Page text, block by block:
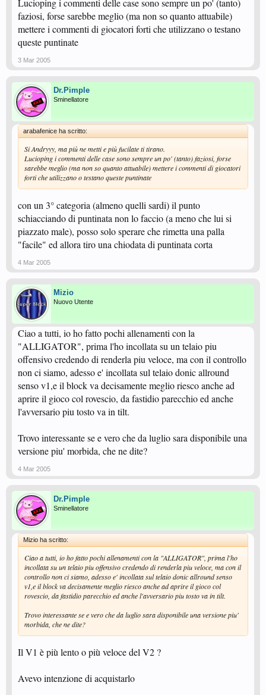
Lucioping i commenti delle case sono sempre un po' (tanto)
faziosi, forse sarebbe meglio (ma non so quanto attuabile)
mettere i commenti di giocatori forti che utilizzano o testano
queste puntinate
3 Mar 2005
Dr.Pimple
Sminellatore
arabafenice ha scritto:
Si Andryyy, ma più ne metti e più fucilate ti tirano.
Lucioping i commenti delle case sono sempre un po' (tanto) faziosi, forse
sarebbe meglio (ma non so quanto attuabile) mettere i commenti di giocatori
forti che utilizzano o testano queste puntinate
con un 3° categoria (almeno quelli sardi) il punto
schiacciando di puntinata non lo faccio (a meno che lui si
piazzato male), posso solo sperare che rimetta una palla
"facile" ed allora tiro una chiodata di puntinata corta
4 Mar 2005
Mizio
Nuovo Utente
Ciao a tutti, io ho fatto pochi allenamenti con la
"ALLIGATOR", prima l'ho incollata su un telaio piu
offensivo credendo di renderla piu veloce, ma con il controllo
non ci siamo, adesso e' incollata sul telaio donic allround
senso v1,e il block va decisamente meglio riesco anche ad
aprire il gioco col rovescio, da fastidio parecchio ed anche
l'avversario piu tosto va in tilt.
Trovo interessante se e vero che da luglio sara disponibile una
versione piu' morbida, che ne dite?
4 Mar 2005
Dr.Pimple
Sminellatore
Mizio ha scritto:
Ciao a tutti, io ho fatto pochi allenamenti con la "ALLIGATOR", prima l'ho
incollata su un telaio piu offensivo credendo di renderla piu veloce, ma con il
controllo non ci siamo, adesso e' incollata sul telaio donic allround senso
v1,e il block va decisamente meglio riesco anche ad aprire il gioco col
rovescio, da fastidio parecchio ed anche l'avversario piu tosto va in tilt.
Trovo interessante se e vero che da luglio sara disponibile una versione piu'
morbida, che ne dite?
Il V1 è più lento o più veloce del V2 ?
Avevo intenzione di acquistarlo